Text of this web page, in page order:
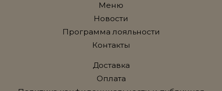
Меню
Новости
Программа лояльности
Контакты
Доставка
Оплата